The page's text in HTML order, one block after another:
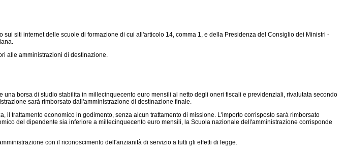
siti internet delle scuole di formazione di cui all'articolo 14, comma 1, e della Presidenza del Consiglio dei Ministri -
alle amministrazioni di destinazione.
borsa di studio stabilita in millecinquecento euro mensili al netto degli oneri fiscali e previdenziali, rivalutata secondo
sarà rimborsato dall'amministrazione di destinazione finale.
economico in godimento, senza alcun trattamento di missione. L'importo corrisposto sarà rimborsato
del dipendente sia inferiore a millecinquecento euro mensili, la Scuola nazionale dell'amministrazione corrisponde
con il riconoscimento dell'anzianità di servizio a tutti gli effetti di legge.